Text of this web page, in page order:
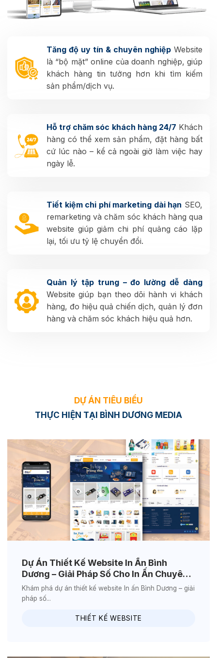
Tăng độ uy tín & chuyên nghiệp Website
là “bộ mặt” online của doanh nghiệp, giúp
khách hàng tin tưởng hơn khi tìm kiếm
sản phẩm/dịch vụ.
Hỗ trợ chăm sóc khách hàng 24/7 Khách
hàng có thể xem sản phẩm, đặt hàng bất
cứ lúc nào – kể cả ngoài giờ làm việc hay
ngày lễ.
Tiết kiệm chi phí marketing dài hạn SEO,
remarketing và chăm sóc khách hàng qua
website giúp giảm chi phí quảng cáo lặp
lại, tối ưu tỷ lệ chuyển đổi.
Quản lý tập trung – đo lường dễ dàng
Website giúp bạn theo dõi hành vi khách
hàng, đo hiệu quả chiến dịch, quản lý đơn
hàng và chăm sóc khách hiệu quả hơn.
DỰ ÁN TIÊU BIỂU
THỰC HIỆN TẠI BÌNH DƯƠNG MEDIA
THIẾT KẾ WEBSITE
Dự Án Thiết Kế Website In Ấn Bình
Dương – Giải Pháp Số Cho In Ấn Chuyên
Nghiệp Tại Bình Dương
Khám phá dự án thiết kế website In ấn Bình Dương – giải
pháp số...